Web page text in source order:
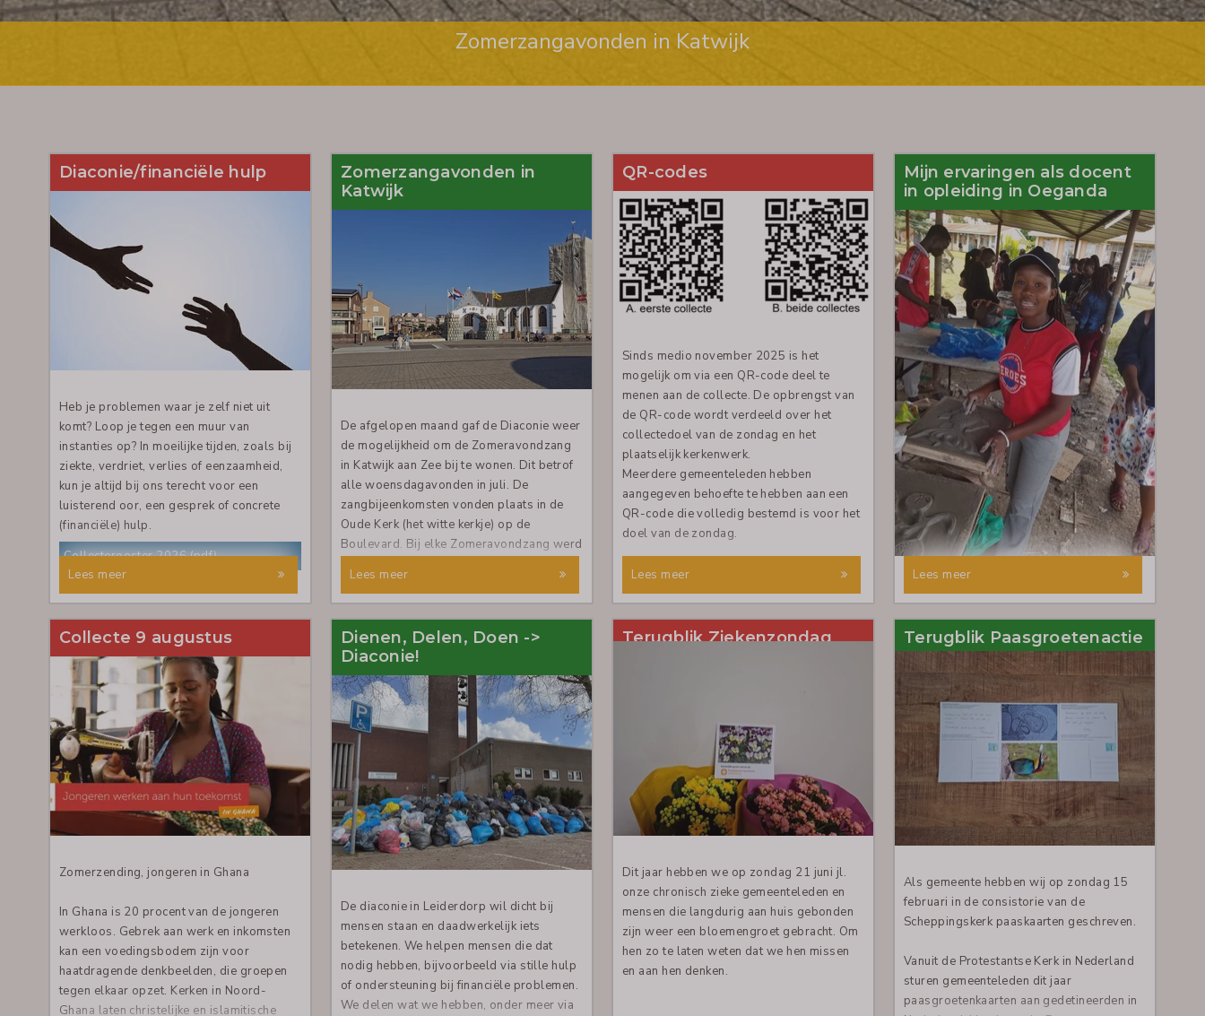
Zomerzangavonden in Katwijk
Zomerzangavonden in Katwijk
Diaconie/financiële hulp
Heb je problemen waar je zelf niet uit
komt? Loop je tegen een muur van
instanties op? In moeilijke tijden, zoals bij
ziekte, verdriet, verlies of eenzaamheid,
kun je altijd bij ons terecht voor een
luisterend oor, een gesprek of concrete
(financiële) hulp.
Lees meer
Collecterooster 2026 (pdf)
Zomerzangavonden in
Katwijk
De afgelopen maand gaf de Diaconie weer
de mogelijkheid om de Zomeravondzang
in Katwijk aan Zee bij te wonen. Dit betrof
alle woensdagavonden in juli. De
zangbijeenkomsten vonden plaats in de
Oude Kerk (het witte kerkje) op de
Boulevard. Bij elke Zomeravondzang werd
medewerking verleend.
Lees meer
QR-codes
Sinds medio november 2025 is het
mogelijk om via een QR-code deel te
menen aan de collecte. De opbrengst van
de QR-code wordt verdeeld over het
collectedoel van de zondag en het
plaatselijk kerkenwerk.
Meerdere gemeenteleden hebben
aangegeven behoefte te hebben aan een
QR-code die volledig bestemd is voor het
doel van de zondag.
Lees meer
Mijn ervaringen als docent
in opleiding in Oeganda
Ik dank de Almachtige God voor de kracht,
te zetten. In het bijzonder wil ik de
Protestantse Gemeente Leiderdorp
bedanken voor de steun aan mijn
opleiding. Deze bijdrage motiveert me om
gefocust en gedisciplineerd te blijven.
De vakken die ik volg als onderdeel van
mijn ‘Bachelor of Art and Design with
Education’ opleiding helpen mij om te
groeien tot een professionele en
verantwoordelijke docent.
Beeldhouwen, Keramiek en Ambachtelijk
Ontwerpen verbeteren mijn creativiteit,
praktische vaardigheden en
leerlingen door middel van artistieke
activiteiten.
Lees meer
Collecte 9 augustus
Zomerzending, jongeren in Ghana
In Ghana is 20 procent van de jongeren
werkloos. Gebrek aan werk en inkomsten
kan een voedingsbodem zijn voor
haatdragende denkbeelden, die groepen
tegen elkaar opzet. Kerken in Noord-
Ghana laten christelijke en islamitische
Dienen, Delen, Doen ->
Diaconie!
De diaconie in Leiderdorp wil dicht bij
mensen staan en daadwerkelijk iets
betekenen. We helpen mensen die dat
nodig hebben, bijvoorbeeld via stille hulp
of ondersteuning bij financiële problemen.
We delen wat we hebben, onder meer via
Terugblik Ziekenzondag
Dit jaar hebben we op zondag 21 juni jl.
onze chronisch zieke gemeenteleden en
mensen die langdurig aan huis gebonden
zijn weer een bloemengroet gebracht. Om
hen zo te laten weten dat we hen missen
en aan hen denken.
Terugblik Paasgroetenactie
Als gemeente hebben wij op zondag 15
februari in de consistorie van de
Scheppingskerk paaskaarten geschreven.
Vanuit de Protestantse Kerk in Nederland
sturen gemeenteleden dit jaar
paasgroetenkaarten aan gedetineerden in